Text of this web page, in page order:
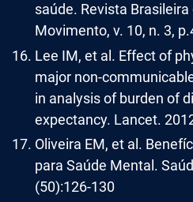
saúde. Revista Brasileira
Movimento, v. 10, n. 3,
Lee IM, et al. Effect of
major non-
in analysis of burden of
expectancy. Lancet.
Oliveira EM, et al.
para Saúde Mental.
(50):126-130